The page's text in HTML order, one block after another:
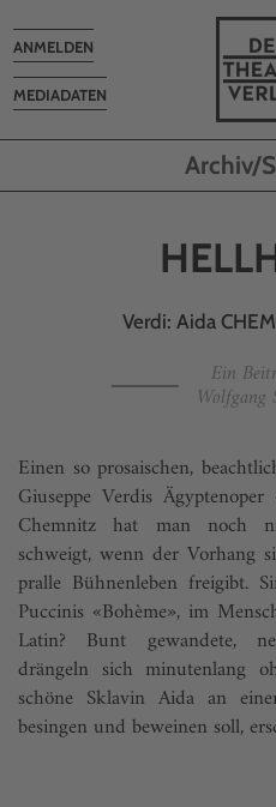
MEDIADATEN
Toggle
navigation
ANMELDEN
Archiv/
Verdi: Aida
Ein
Wolfgang
Einen so prosaischen,
Giuseppe Verdis
Chemnitz hat man noch
schweigt, wenn der Vorhang
pralle Bühnenleben freigibt.
Puccinis «Bohème», im
Latin? Bunt gewandete,
drängeln sich minutenlang
schöne Sklavin Aida an
besingen und beweinen soll,